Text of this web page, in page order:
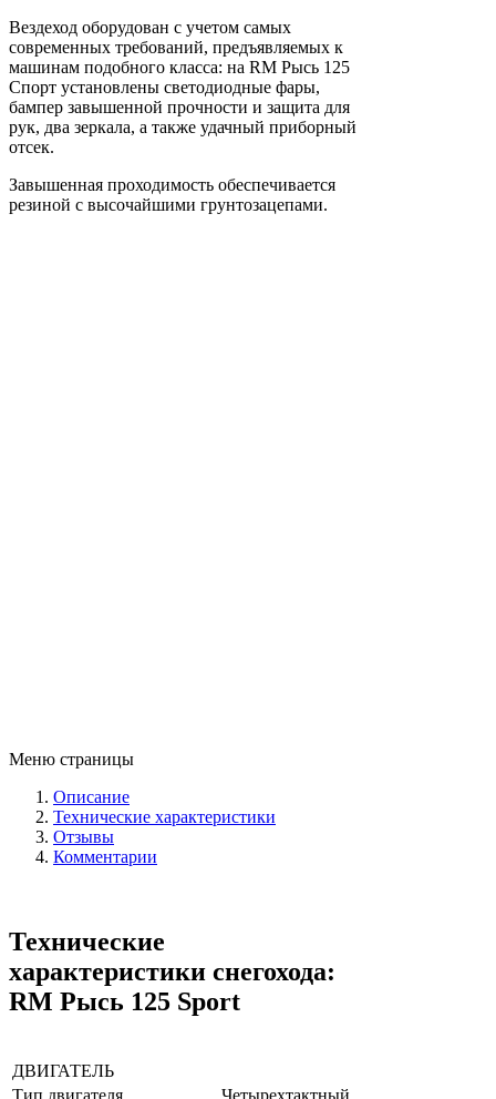
Вездеход оборудован с учетом самых
современных требований, предъявляемых к
машинам подобного класса: на RM Рысь 125
Спорт установлены светодиодные фары,
бампер завышенной прочности и защита для
рук, два зеркала, а также удачный приборный
отсек.
Завышенная проходимость обеспечивается
резиной с высочайшими грунтозацепами.
Меню страницы
Описание
Технические характеристики
Отзывы
Комментарии
Технические
характеристики снегохода:
RM Рысь 125 Sport
ДВИГАТЕЛЬ